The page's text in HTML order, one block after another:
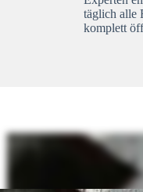
täglich alle
komplett